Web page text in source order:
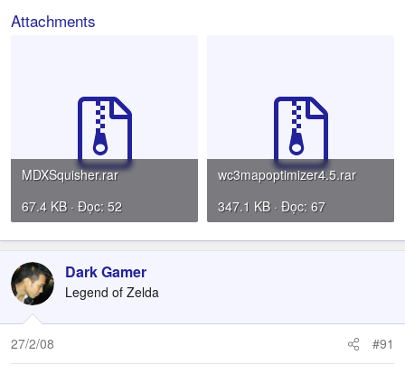
Attachments
MDXSquisher.rar
67.4 KB · Đọc: 52
wc3mapoptimizer4.5.rar
347.1 KB · Đọc: 67
Dark Gamer
Legend of Zelda
27/2/08 #91